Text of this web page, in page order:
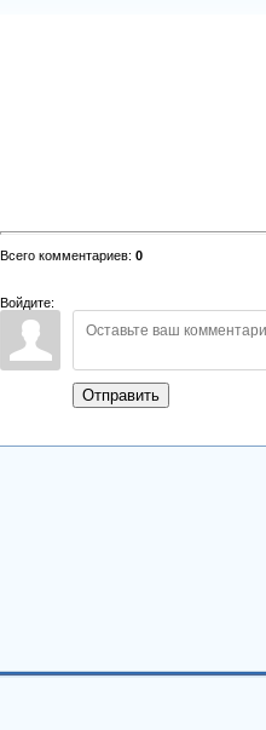
Всего комментариев: 0
Войдите:
Отправить